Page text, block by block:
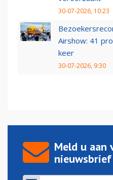
30-07-2026, 10:23
Airshow: 41
keer
30-07-2026, 9:30
Meld u aan
nieuwsbrief